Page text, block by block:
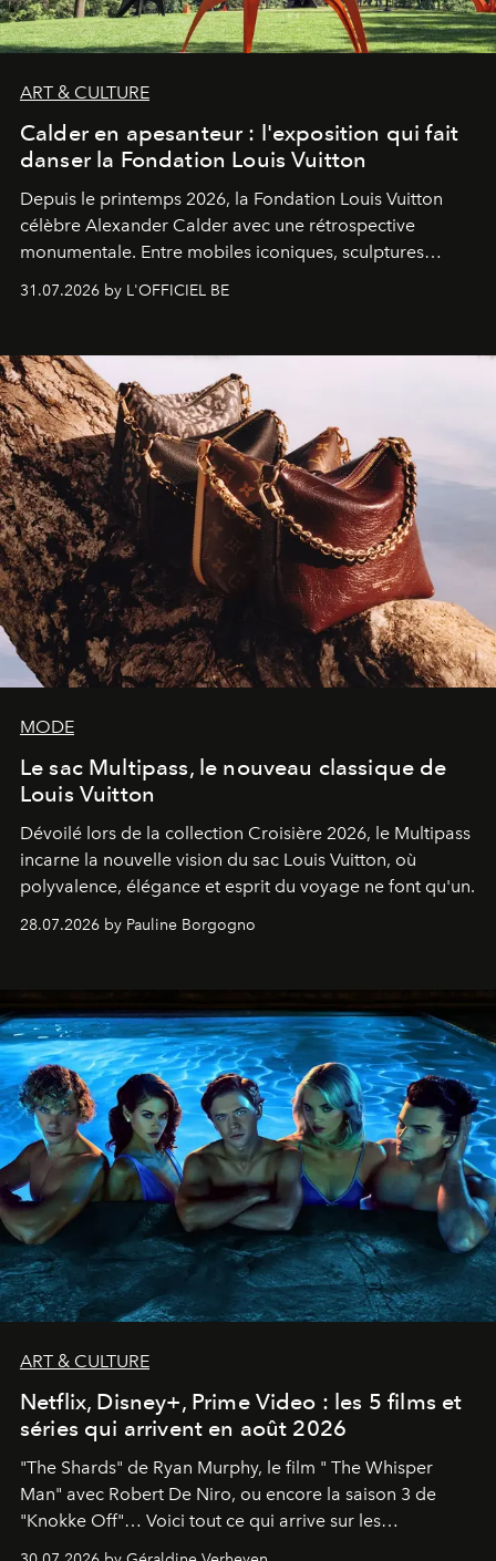
ART & CULTURE
Calder en apesanteur : l'exposition qui fait
danser la Fondation Louis Vuitton
Depuis le printemps 2026, la Fondation Louis Vuitton
célèbre Alexander Calder avec une rétrospective
monumentale. Entre mobiles iconiques, sculptures
monumentales et poésie du mouvement, l'artiste
américain investit les espaces imaginés par Frank Gehry
sculpture.
31.07.2026 by L'OFFICIEL BE
MODE
Le sac Multipass, le nouveau classique de
Louis Vuitton
Dévoilé lors de la collection Croisière 2026, le Multipass
incarne la nouvelle vision du sac Louis Vuitton, où
polyvalence, élégance et esprit du voyage ne font qu'un.
28.07.2026 by Pauline Borgogno
ART & CULTURE
Netflix, Disney+, Prime Video : les 5 films et
séries qui arrivent en août 2026
"The Shards" de Ryan Murphy, le film " The Whisper
Man" avec Robert De Niro, ou encore la saison 3 de
"Knokke Off"… Voici tout ce qui arrive sur les
plateformes de streaming en août 2026.